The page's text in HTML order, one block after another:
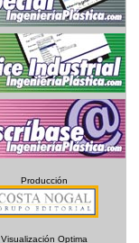
Producción
Visualización Optima